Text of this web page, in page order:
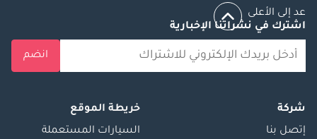
عد إلى الأعلى
اشترك في نشراتنا الإخبارية
انضم
شركة
إتصل بنا
خريطة الموقع
السيارات المستعملة